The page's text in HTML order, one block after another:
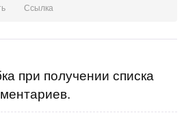
Ссылка
при получении списка